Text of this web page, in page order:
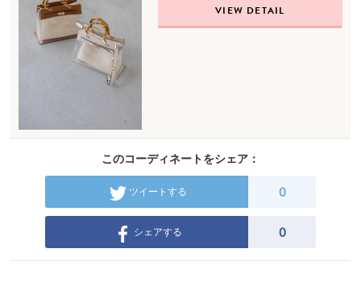
VIEW DETAIL
このコーディネートをシェア：
ツイートする 0
シェアする 0